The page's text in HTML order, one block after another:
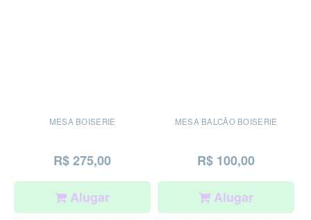
MESA BOISERIE
R$ 275,00
Alugar
MESA BALCÃO BOISERIE
R$ 100,00
Alugar